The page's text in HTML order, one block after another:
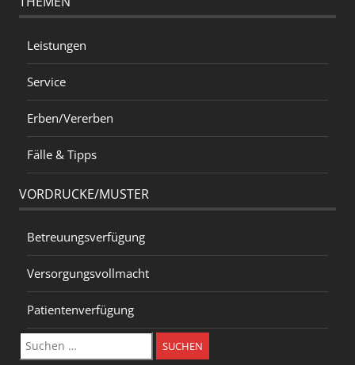
Leistungen
Service
Erben/Vererben
Fälle & Tipps
VORDRUCKE/MUSTER
Betreuungsverfügung
Versorgungsvollmacht
Patientenverfügung
Suchen
nach: